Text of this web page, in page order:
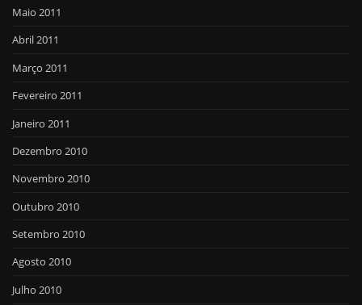
Maio 2011
Abril 2011
Março 2011
Fevereiro 2011
Janeiro 2011
Dezembro 2010
Novembro 2010
Outubro 2010
Setembro 2010
Agosto 2010
Julho 2010